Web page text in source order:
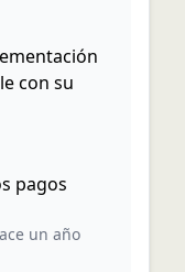
con su
pagos
un año